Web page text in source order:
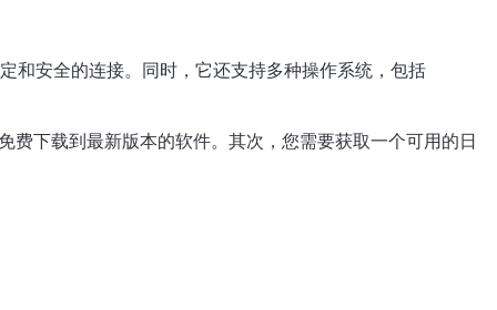
和安全的连接。同时，它还支持多种操作系统，包括
下载到最新版本的软件。其次，您需要获取一个可用的日